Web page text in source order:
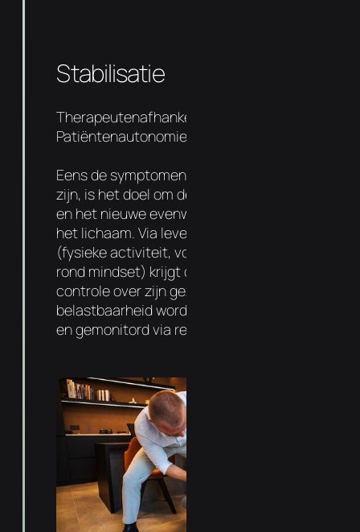
Stabilisatie
Therapeutenafhankelijkheid 50%
Patiëntenautonomie 50%
Eens de symptomen en oorzaak aangepakt
zijn, is het doel om de basis sterker te maken
en het nieuwe evenwicht te verankeren in
het lichaam. Via levensstijl aanpassingen
(fysieke activiteit, voedingsadvies entips
rond mindset) krijgt de patiënt meer
controle over zijn gezondheid. De
belastbaarheid wordt progressief verhoogd
en gemonitord via regelmatige follow-ups.